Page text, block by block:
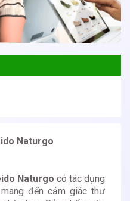
Naturgo
Naturgo có tác dụng
đến cảm giác thư